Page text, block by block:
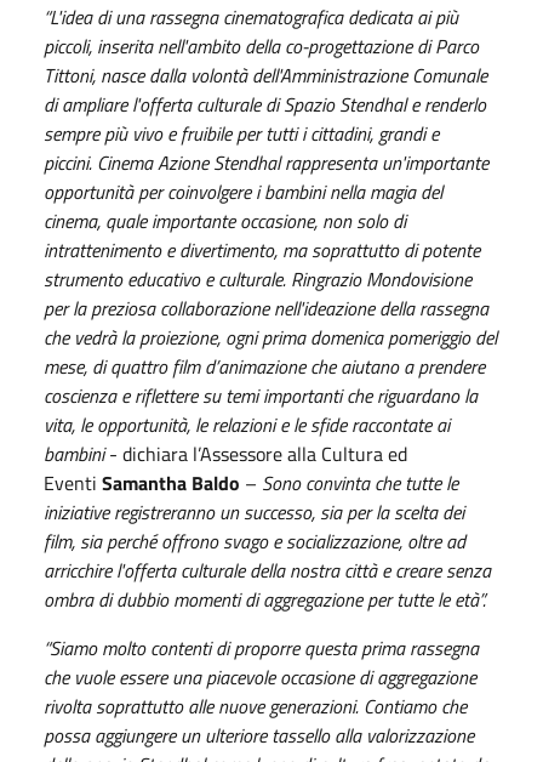
“L'idea di una rassegna cinematografica dedicata ai più
piccoli, inserita nell'ambito della co-progettazione di Parco
Tittoni, nasce dalla volontà dell'Amministrazione Comunale
di ampliare l'offerta culturale di Spazio Stendhal e renderlo
sempre più vivo e fruibile per tutti i cittadini, grandi e
piccini. Cinema Azione Stendhal rappresenta un'importante
opportunità per coinvolgere i bambini nella magia del
cinema, quale importante occasione, non solo di
intrattenimento e divertimento, ma soprattutto di potente
strumento educativo e culturale. Ringrazio Mondovisione
per la preziosa collaborazione nell'ideazione della rassegna
che vedrà la proiezione, ogni prima domenica pomeriggio del
mese, di quattro film d’animazione che aiutano a prendere
coscienza e riflettere su temi importanti che riguardano la
vita, le opportunità, le relazioni e le sfide raccontate ai
bambini- dichiara l’Assessore alla Cultura ed
Eventi Samantha Baldo – Sono convinta che tutte le
iniziative registreranno un successo, sia per la scelta dei
film, sia perché offrono svago e socializzazione, oltre ad
arricchire l'offerta culturale della nostra città e creare senza
ombra di dubbio momenti di aggregazione per tutte le età”.
“Siamo molto contenti di proporre questa prima rassegna
che vuole essere una piacevole occasione di aggregazione
rivolta soprattutto alle nuove generazioni. Contiamo che
possa aggiungere un ulteriore tassello alla valorizzazione